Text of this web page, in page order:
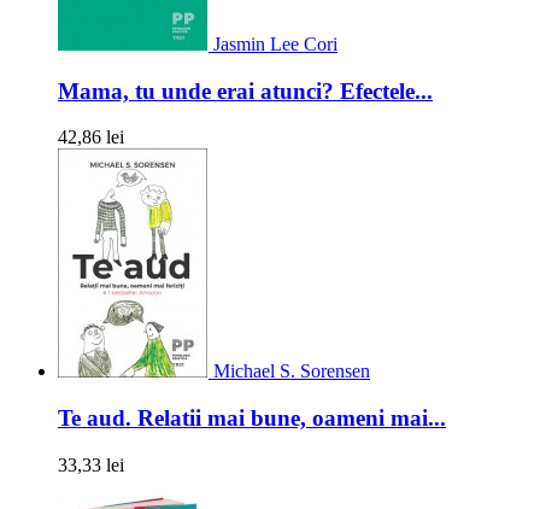
Jasmin Lee Cori
Mama, tu unde erai atunci? Efectele...
42,86 lei
Michael S. Sorensen
Te aud. Relatii mai bune, oameni mai...
33,33 lei